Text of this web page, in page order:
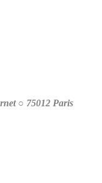
○ 75012 Paris